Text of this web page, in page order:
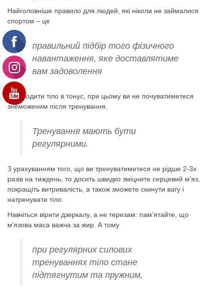
Найголовніше правило для людей, які ніколи не займалися
спортом – це
правильний підбір того фізичного
навантаження, яке доставлятиме
вам задоволення
і приводити тіло в тонус, при цьому ви не почуватиметеся
знеможеним після тренування.
Тренування мають бути
регулярними.
З урахуванням того, що ви тренуватиметеся не рідше 2-3х
разів на тиждень, то досить швидко зміцните серцевий м’яз,
покращіть витривалість, а також зможете скинути вагу і
натренувати тіло.
Навчіться вірити дзеркалу, а не терезам: пам’ятайте, що
м’язова маса важча за жир. А тому
при регулярних силових
тренуваннях тіло стане
підтягнутим та пружним,